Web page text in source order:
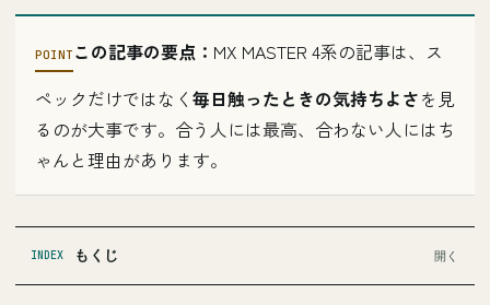
この記事の要点： MX MASTER 4系の記事は、ス
ペックだけではなく 毎日触ったときの気持ちよさを見
るのが大事です。合う人には最高、合わない人にはち
ゃんと理由があります。
INDEX もくじ